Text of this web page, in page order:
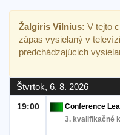
Žalgiris Vilnius: V tejto
zápas vysielaný v
predchádzajúcich
Štvrtok, 6. 8. 2026
19:00
Conference
3. kvalifikačné